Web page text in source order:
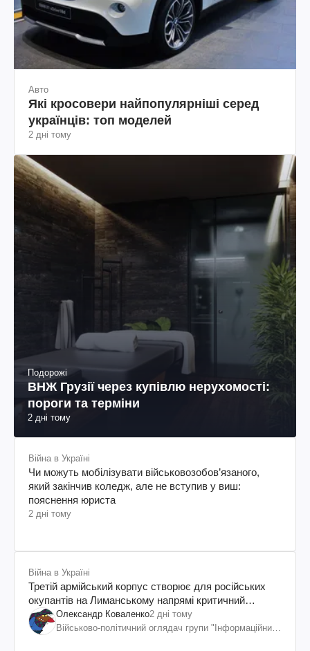
Авто
Які кросовери найпопулярніші серед
українців: топ моделей
2 дні тому
Подорожі
ВНЖ Грузії через купівлю нерухомості:
пороги та терміни
2 дні тому
Війна в Україні
Чи можуть мобілізувати військовозобов’язаного,
який закінчив коледж, але не вступив у виш:
пояснення юриста
2 дні тому
Війна в Україні
Третій армійський корпус створює для російських
окупантів на Лиманському напрямі критичний
дискомфорт: як це вдалося
Олександр Коваленко2 дні тому
Військово-політичний оглядач групи "Інформаційний